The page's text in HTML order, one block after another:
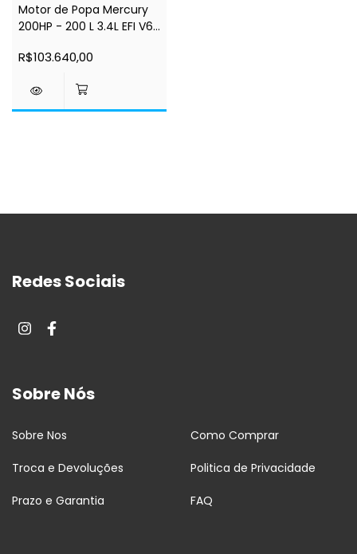
Motor de Popa Mercury
200HP - 200 L 3.4L EFI V6
Distância - Power Trim -
R$103.640,00
Redes Sociais
Sobre Nós
Sobre Nos Como Comprar
Troca e Devoluções Politica de Privacidade
Prazo e Garantia FAQ